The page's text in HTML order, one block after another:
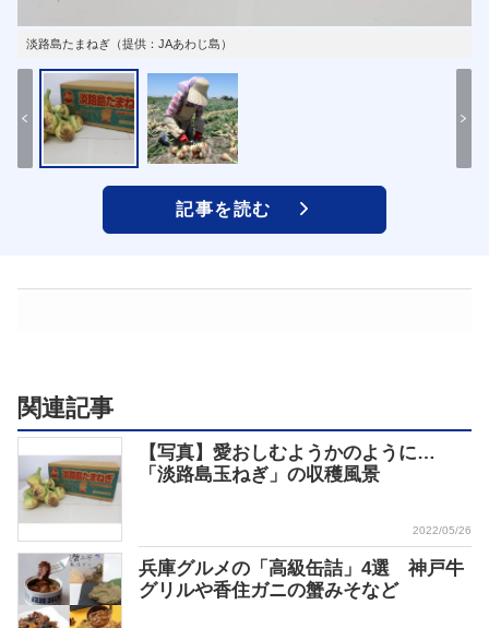
淡路島たまねぎ（提供：JAあわじ島）
記事を読む
関連記事
【写真】愛おしむようかのように…
「淡路島玉ねぎ」の収穫風景
2022/05/26
兵庫グルメの「高級缶詰」4選 神戸牛
グリルや香住ガニの蟹みそなど